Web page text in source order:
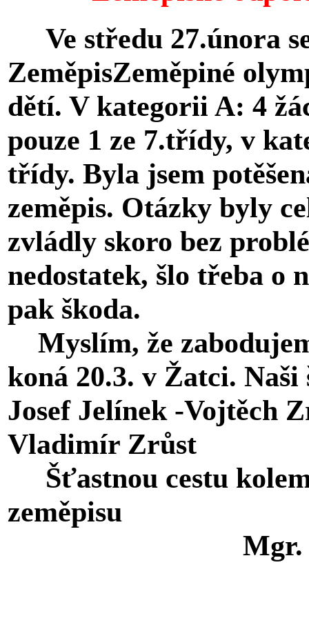
Ve středu 27.února
ZeměpisZeměpiné
dětí. V kategorii A: 4
pouze 1 ze 7.třídy, v
třídy. Byla jsem
zeměpis. Otázky byly
zvládly skoro bez
nedostatek, šlo třeba o
pak škoda.
Myslím, že
koná 20.3. v Žatci.
Josef Jelínek -Vojtěch
Vladimír Zrůst
Šťastnou cestu
zeměpisu
Mgr. M.